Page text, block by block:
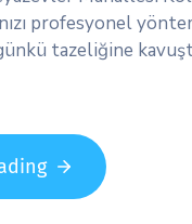
profesyonel
tazeliğine